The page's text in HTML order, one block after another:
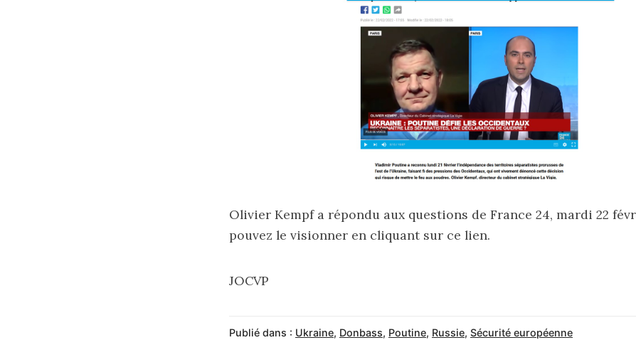
Olivier Kempf a répondu aux questions de France 24, mardi 22
pouvez le visionner en cliquant sur ce lien.
JOCVP
Publié dans : Ukraine, Donbass, Poutine, Russie, Sécurité européenne